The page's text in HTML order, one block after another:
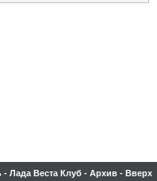
- Лада Веста Клуб - Архив - Вверх